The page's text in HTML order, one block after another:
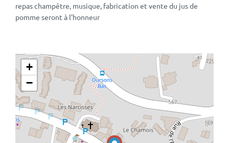
repas champêtre, musique, fabrication et vente du jus de
pomme seront à l’honneur
+
−